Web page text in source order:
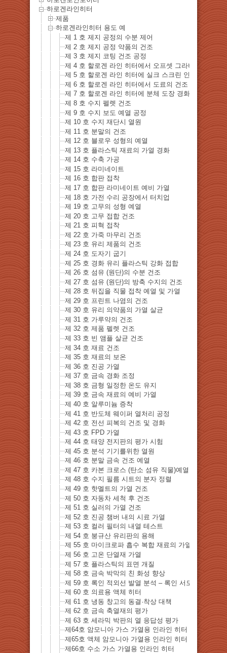
하로겐라인히터
제품
하로겐라인히터 용도 예
제 1 호 제지 공정의 수분 제어
제 2 호 제지 공정 약품의 건조
제 3 호 제지 코팅 건조 공정
제 4 호 할로겐 라인 히터에서 오프셋 그라비아 인쇄의
제 5 호 할로겐 라인 히터에 실크 스크린 인쇄 건조
제 6 호 할로겐 라인 히터에서 도료의 건조
제 7 호 할로겐 라인 히터에 분체 도장 경화 건조 공정
제 8 호 수지 펠렛 건조
제 9 호 수지 보도 예열 공정
제 10 호 수지 재단시 열원
제 11 호 분말의 건조
제 12 호 블로우 성형의 예열
제 13 호 플라스틱 재료의 가열 경화
제 14 호 수축 가공
제 15 호 라미네이트
제 16 호 합판 접착
제 17 호 합판 라미네이트 예비 가열
제 18 호 가전 수리 공장에서 터치업
제 19 호 고무의 성형 예열
제 20 호 고무 접합 건조
제 21 호 피혁 접착
제 22 호 가죽 마무리 건조
제 23 호 유리 제품의 건조
제 24 호 도자기 굽기
제 25 호 경화 유리 플라스틱 강화 접합
제 26 호 섬유 (원단)의 수분 건조
제 27 호 섬유 (원단)의 방축 수지의 건조
제 28 호 뒤집을 직물 접착 예열 및 가열
제 29 호 프린트 나염의 건조
제 30 호 유리 의약품의 가열 살균
제 31 호 가루약의 건조
제 32 호 제품 펠렛 건조
제 33 호 빈 앰플 살균 건조
제 34 호 재료 건조
제 35 호 재료의 보온
제 36 호 진공 가열
제 37 호 금속 경화 조정
제 38 호 금형 일정한 온도 유지
제 39 호 금속 재료의 예비 가열
제 40 호 알루미늄 증착
제 41 호 반도체 웨이퍼 열처리 공정
제 42 호 전선 피복의 건조 및 경화
제 43 호 FPD 가열
제 44 호 태양 전지판의 평가 시험
제 45 호 분석 기기를위한 열원
제 46 호 분말 금속 건조 예열
제 47 호 카본 크로스 (탄소 섬유 직물)예열 연화
제 48 호 수지 필름 시트의 분자 정렬
제 49 호 핫멜트의 가열 건조
제 50 호 자동차 세척 후 건조
제 51 호 실러의 가열 건조
제 52 호 진공 챔버 내의 시료 가열
제 53 호 컬러 필터의 내열 테스트
제 54 호 붕규산 유리판의 용해
제 55 호 마이크로파 흡수 복합 재료의 가열
제 56 호 고온 단열재 가열
제 57 호 플라스틱의 표면 개질
제 58 호 금속 박막의 친 화성 향상
제 59 호 록인 적외선 발열 분석 – 록인 서모그래피 방법
제 60 호 의료용 액체 히터
제 61 호 냉동 창고의 동결·착상 대책
제 62 호 금속 축열재의 평가
제 63 호 세라믹 박판의 열 응답성 평가
제64호 암모니아 가스 가열용 인라인 히터
제65호 액체 암모니아 가열용 인라인 히터
제66호 수소 가스 가열용 인라인 히터